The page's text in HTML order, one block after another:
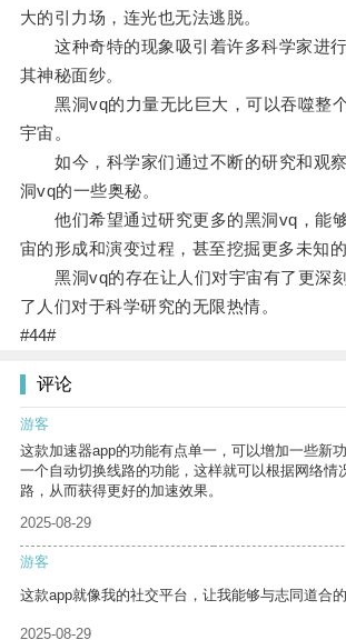
大的引力场，连光也无法逃脱。
这种奇特的现象吸引着许多科学家进
其神秘面纱。
黑洞vq的力量无比巨大，可以吞噬整
宇宙。
如今，科学家们通过不断的研究和观
洞vq的一些奥秘。
他们希望通过研究更多的黑洞vq，能
宙的形成和演变过程，甚至挖掘更多未知的
黑洞vq的存在让人们对宇宙有了更深
了人们对于科学研究的无限热情。
#44#
评论
游客
这款加速器app的功能有点单一，可以增加一些新
一个自动切换线路的功能，这样就可以根据网络情
路，从而获得更好的加速效果。
2025-08-29
游客
这款app就像我的社交平台，让我能够与志同道合的
2025-08-29